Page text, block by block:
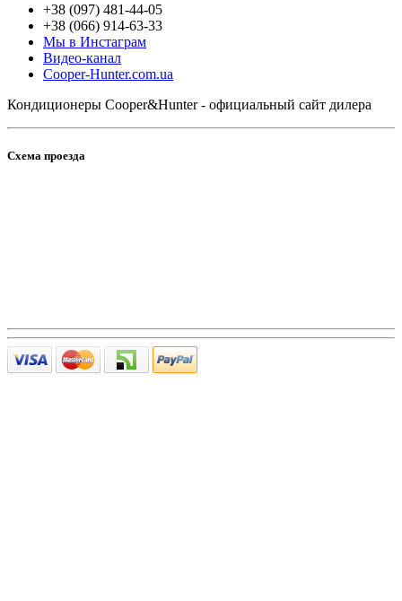
+38 (097) 481-44-05
+38 (066) 914-63-33
Мы в Инстаграм
Видео-канал
Cooper-Hunter.com.ua
Кондиционеры Cooper&Hunter - официальный сайт дилера
Схема проезда